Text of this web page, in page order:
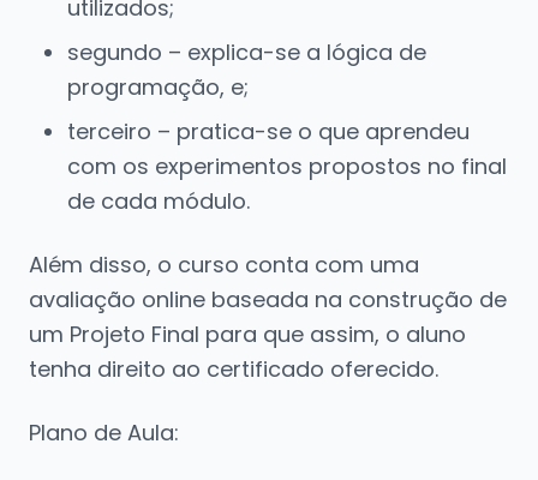
utilizados;
segundo – explica-se a lógica de
programação, e;
terceiro – pratica-se o que aprendeu
com os experimentos propostos no final
de cada módulo.
Além disso, o curso conta com uma
avaliação online baseada na construção de
um Projeto Final para que assim, o aluno
tenha direito ao certificado oferecido.
Plano de Aula: